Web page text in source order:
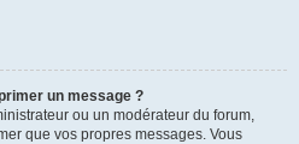
un message ?
ou un modérateur du forum,
que vos propres messages. Vous